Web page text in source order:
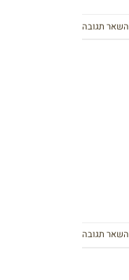
השאר תגובה
השאר תגובה